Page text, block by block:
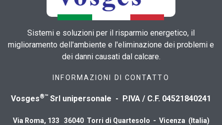
Sistemi e soluzioni per il risparmio energetico, il
miglioramento dell'ambiente e l'eliminazione dei problemi e
dei danni causati dal calcare.
INFORMAZIONI DI CONTATTO
Vosges®™ Srl unipersonale - P.IVA / C.F. 04521840241
Via Roma, 133 36040 Torri di Quartesolo - Vicenza (Italia)